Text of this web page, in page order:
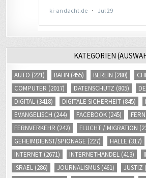
KATEGORIEN
AUTO (221) BAHN (455) BERLIN (280)
COMPUTER (2017) DATENSCHUTZ (805)
DIGITAL (3418) DIGITALE SICHERHEIT (845)
EVANGELISCH (244) FACEBOOK (245)
FERNVERKEHR (242) FLUCHT / MIGRATION
GEHEIMDIENST/SPIONAGE (227) HALLE (317)
INTERNET (2671) INTERNETHANDEL (413)
ISRAEL (286) JOURNALISMUS (461) JUSTIZ